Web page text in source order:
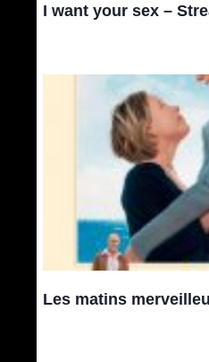
I want your sex –
Les matins